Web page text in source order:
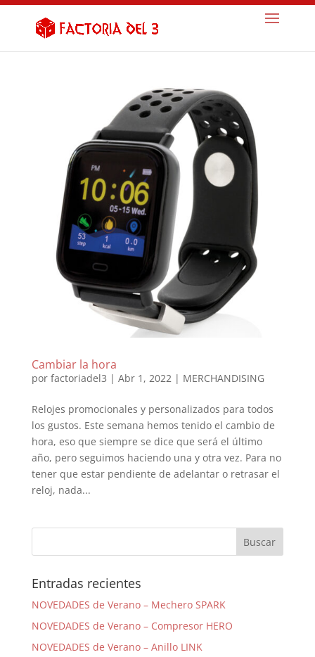
Cambiar la hora
por factoriadel3 | Abr 1, 2022| MERCHANDISING
Relojes promocionales y personalizados para todos
los gustos. Este semana hemos tenido el cambio de
hora, eso que siempre se dice que será el último
año, pero seguimos haciendo una y otra vez. Para no
tener que estar pendiente de adelantar o retrasar el
reloj, nada...
Entradas recientes
NOVEDADES de Verano – Mechero SPARK
NOVEDADES de Verano – Compresor HERO
NOVEDADES de Verano – Anillo LINK